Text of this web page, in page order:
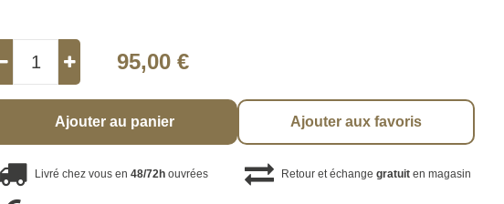
95,00 €
Ajouter au panier Ajouter aux favoris
Livré chez vous en48/72h ouvrées Retour et échange gratuiten magasin